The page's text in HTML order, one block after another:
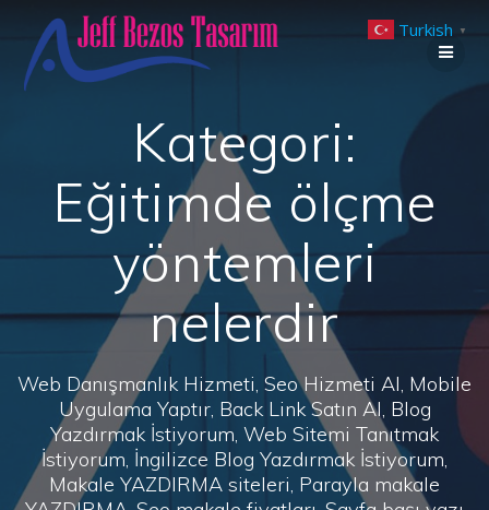
to
Kategori:
Eğitimde ölçme
yöntemleri
nelerdir
Web Danışmanlık Hizmeti, Seo Hizmeti Al, Mobile
Uygulama Yaptır, Back Link Satın Al, Blog
Yazdırmak İstiyorum, Web Sitemi Tanıtmak
İstiyorum, İngilizce Blog Yazdırmak İstiyorum,
Makale YAZDIRMA siteleri, Parayla makale
Turkish ▼